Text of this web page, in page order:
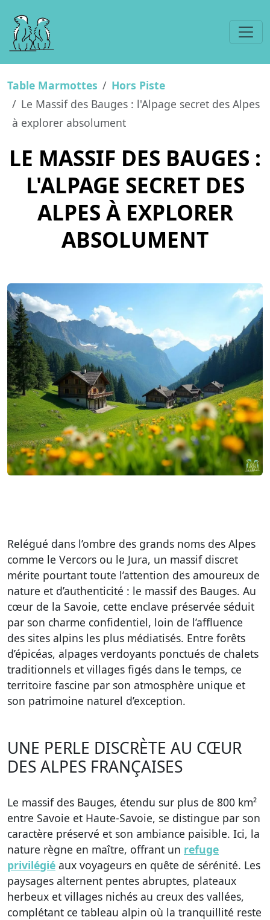
Table Marmottes
Hors Piste
Le Massif des Bauges : l'Alpage secret des Alpes
à explorer absolument
LE MASSIF DES BAUGES :
L'ALPAGE SECRET DES
ALPES À EXPLORER
ABSOLUMENT
Relégué dans l’ombre des grands noms des Alpes
comme le Vercors ou le Jura, un massif discret
mérite pourtant toute l’attention des amoureux de
nature et d’authenticité : le massif des Bauges. Au
cœur de la Savoie, cette enclave préservée séduit
par son charme confidentiel, loin de l’affluence
des sites alpins les plus médiatisés. Entre forêts
d’épicéas, alpages verdoyants ponctués de chalets
traditionnels et villages figés dans le temps, ce
territoire fascine par son atmosphère unique et
son patrimoine naturel d’exception.
UNE PERLE DISCRÈTE AU CŒUR
DES ALPES FRANÇAISES
Le massif des Bauges, étendu sur plus de 800 km²
entre Savoie et Haute-Savoie, se distingue par son
caractère préservé et son ambiance paisible. Ici, la
nature règne en maître, offrant un refuge
privilégié aux voyageurs en quête de sérénité. Les
paysages alternent pentes abruptes, plateaux
herbeux et villages nichés au creux des vallées,
complétant ce tableau alpin où la tranquillité reste